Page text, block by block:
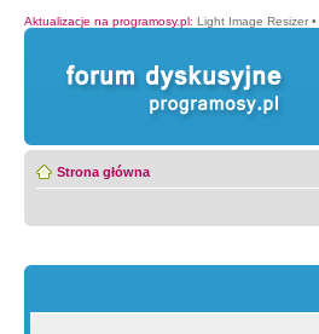
Aktualizacje na programosy.pl: Light Image Resizer •
Strona główna